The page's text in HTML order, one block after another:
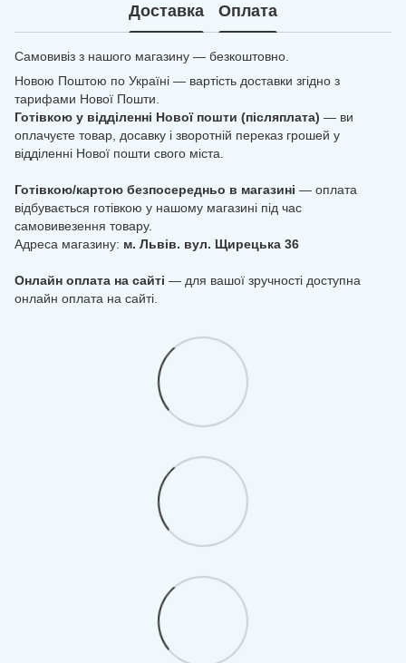
Доставка Оплата
Самовивіз з нашого магазину — безкоштовно.
Новою Поштою по Україні — вартість доставки згідно з
тарифами Нової Пошти.
Готівкою у відділенні Нової пошти (післяплата) — ви
оплачуєте товар, досавку і зворотній переказ грошей у
відділенні Нової пошти свого міста.
Готівкою/картою безпосередньо в магазині — оплата
відбувається готівкою у нашому магазині під час
самовивезення товару.
Адреса магазину: м. Львів. вул. Щирецька 36
Онлайн оплата на сайті — для вашої зручності доступна
онлайн оплата на сайті.